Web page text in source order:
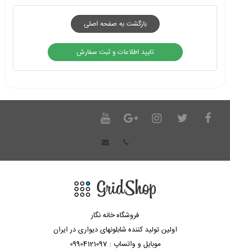
فروشگاه خانه نگار
اولین تولید کننده شابلونهای دیواری در ایران
موبایل و واتساپ : 09904121097